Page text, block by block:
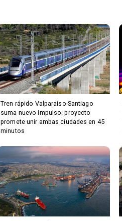
Tren rápido Valparaíso-Santiago
suma nuevo impulso: proyecto
promete unir ambas ciudades en 45
minutos